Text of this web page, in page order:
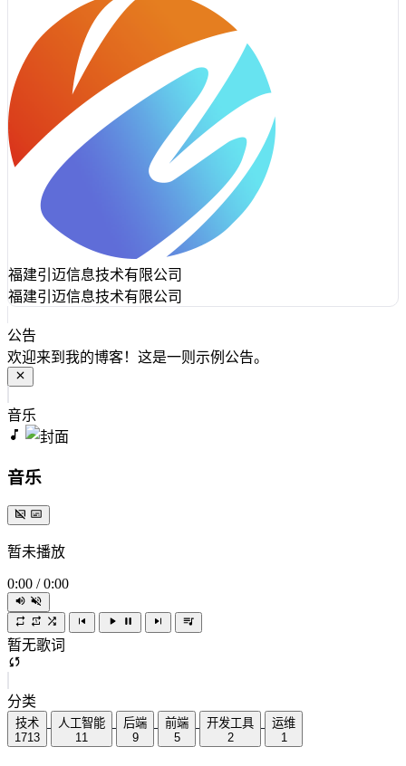
福建引迈信息技术有限公司
福建引迈信息技术有限公司
公告
欢迎来到我的博客！这是一则示例公告。
音乐
音乐
暂未播放
0:00 / 0:00
暂无歌词
分类
技术
1713
人工智能
11
后端
9
前端
5
开发工具
2
运维
1